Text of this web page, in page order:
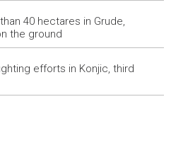
kod Čajniča
Reprezentacija BiH kreće
40 hectares in Grude,
the ground
efforts in Konjic, third